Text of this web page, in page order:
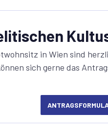
in Wien sind
sich gerne das